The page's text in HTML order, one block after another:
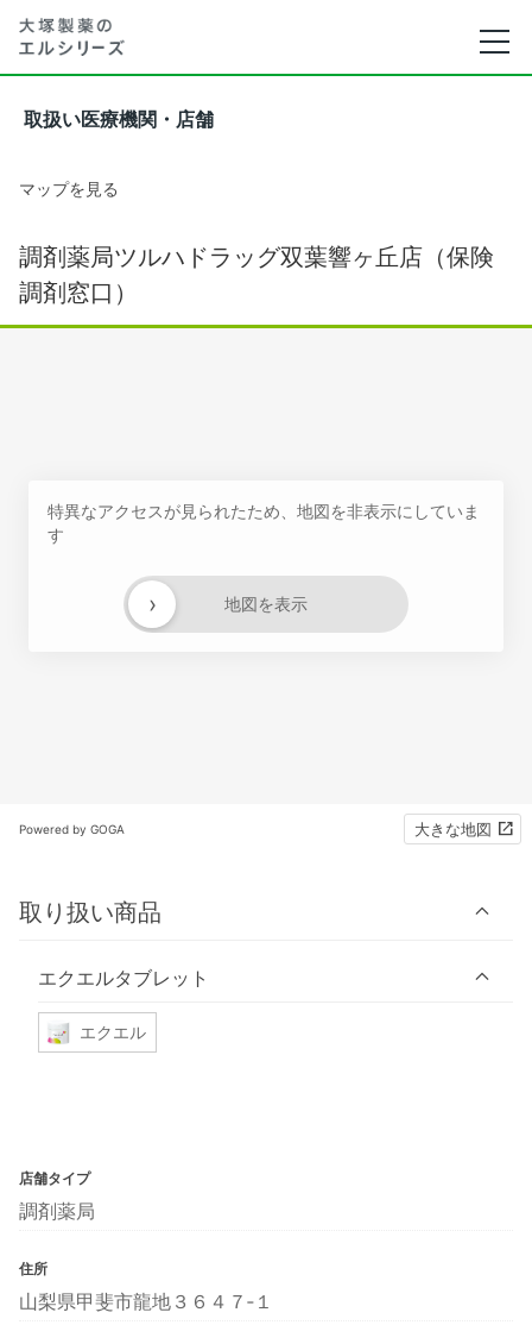
取扱い医療機関・店舗
マップを見る
調剤薬局ツルハドラッグ双葉響ヶ丘店（保険
調剤窓口）
特異なアクセスが見られたため、地図を非表示にしていま
す
地図を表示
›
Powered by GOGA 大きな地図
取り扱い商品
エクエルタブレット
エクエル
店舗タイプ
調剤薬局
住所
山梨県甲斐市龍地３６４７‐１